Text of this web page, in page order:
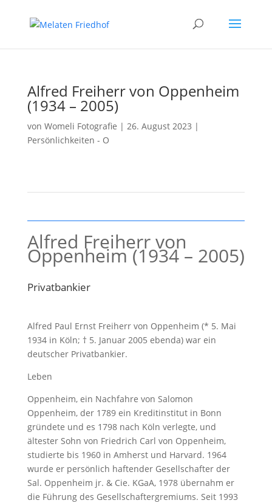
Alfred Freiherr von Oppenheim
(1934 – 2005)
von Womeli Fotografie | 26. August 2023 |
Persönlichkeiten - O
Alfred Freiherr von
Oppenheim (1934 – 2005)
Privatbankier
Alfred Paul Ernst Freiherr von Oppenheim (* 5. Mai
1934 in Köln; † 5. Januar 2005 ebenda) war ein
deutscher Privatbankier.
Leben
Oppenheim, ein Nachfahre von Salomon
Oppenheim, der 1789 ein Kreditinstitut in Bonn
gründete und es 1798 nach Köln verlegte, und
ältester Sohn von Friedrich Carl von Oppenheim,
studierte bis 1960 in Amherst und Harvard. 1964
wurde er persönlich haftender Gesellschafter der
Sal. Oppenheim jr. & Cie. KGaA, 1978 übernahm er
die Führung des Gesellschaftergremiums. Seit 1993